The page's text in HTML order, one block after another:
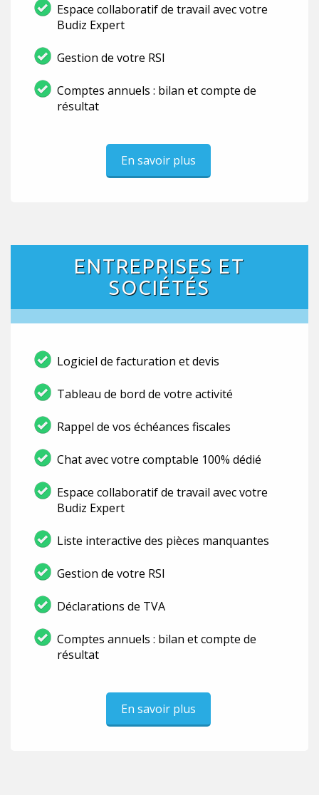
Espace collaboratif de travail avec votre
Budiz Expert
Gestion de votre RSI
Comptes annuels : bilan et compte de
résultat
En savoir plus
ENTREPRISES ET
SOCIÉTÉS
Logiciel de facturation et devis
Tableau de bord de votre activité
Rappel de vos échéances fiscales
Chat avec votre comptable 100% dédié
Espace collaboratif de travail avec votre
Budiz Expert
Liste interactive des pièces manquantes
Gestion de votre RSI
Déclarations de TVA
Comptes annuels : bilan et compte de
résultat
En savoir plus